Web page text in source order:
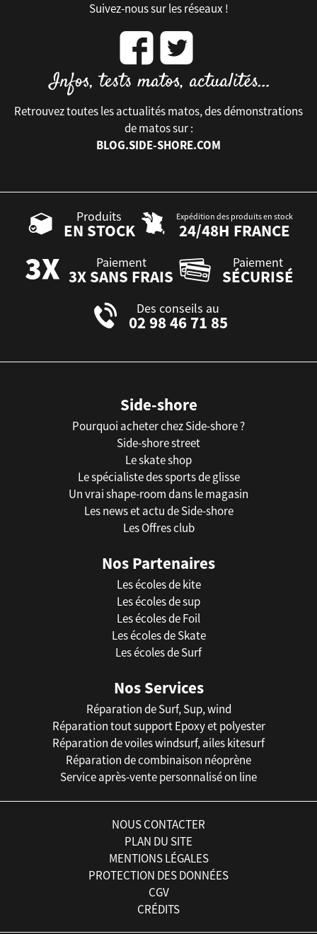
Suivez-nous sur les réseaux !
Retrouvez toutes les actualités matos, des démonstrations
de matos sur :
BLOG.SIDE-SHORE.COM
Produits
EN STOCK
Expédition des produits en stock
24/48H FRANCE
Paiement
3X SANS FRAIS
Paiement
SÉCURISÉ
Des conseils au
02 98 46 71 85
Side-shore
Pourquoi acheter chez Side-shore ?
Side-shore street
Le skate shop
Le spécialiste des sports de glisse
Un vrai shape-room dans le magasin
Les news et actu de Side-shore
Les Offres club
Nos Partenaires
Les écoles de kite
Les écoles de sup
Les écoles de Foil
Les écoles de Skate
Les écoles de Surf
Nos Services
Réparation de Surf, Sup, wind
Réparation tout support Epoxy et polyester
Réparation de voiles windsurf, ailes kitesurf
Réparation de combinaison néoprène
Service après-vente personnalisé on line
NOUS CONTACTER
PLAN DU SITE
MENTIONS LÉGALES
PROTECTION DES DONNÉES
CGV
CRÉDITS